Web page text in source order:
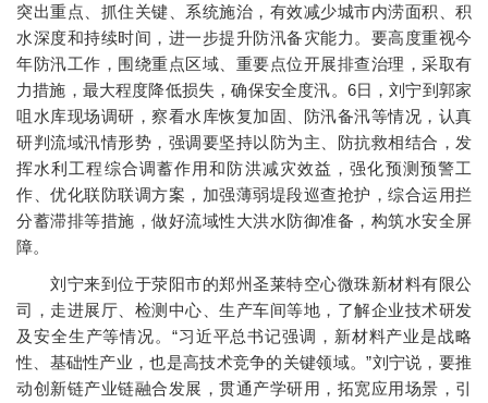
突出重点、抓住关键、系统施治，有效减少城市内涝面积、积
水深度和持续时间，进一步提升防汛备灾能力。要高度重视今
年防汛工作，围绕重点区域、重要点位开展排查治理，采取有
力措施，最大程度降低损失，确保安全度汛。6日，刘宁到郭家
咀水库现场调研，察看水库恢复加固、防汛备汛等情况，认真
研判流域汛情形势，强调要坚持以防为主、防抗救相结合，发
挥水利工程综合调蓄作用和防洪减灾效益，强化预测预警工
作、优化联防联调方案，加强薄弱堤段巡查抢护，综合运用拦
分蓄滞排等措施，做好流域性大洪水防御准备，构筑水安全屏
障。
刘宁来到位于荥阳市的郑州圣莱特空心微珠新材料有限公
司，走进展厅、检测中心、生产车间等地，了解企业技术研发
及安全生产等情况。“习近平总书记强调，新材料产业是战略
性、基础性产业，也是高技术竞争的关键领域。”刘宁说，要推
动创新链产业链融合发展，贯通产学研用，拓宽应用场景，引